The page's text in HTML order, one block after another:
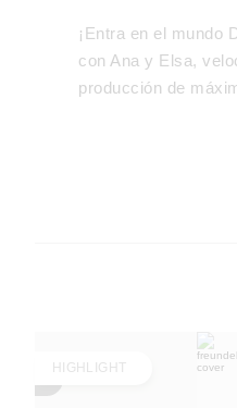
¡Entra en el mundo
con Ana y Elsa,
producción de
HIGHLIGHT